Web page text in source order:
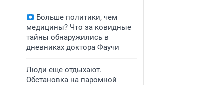
Больше политики, чем
медицины? Что за ковидные
тайны обнаружились в
дневниках доктора Фаучи
Люди еще отдыхают.
Обстановка на паромной